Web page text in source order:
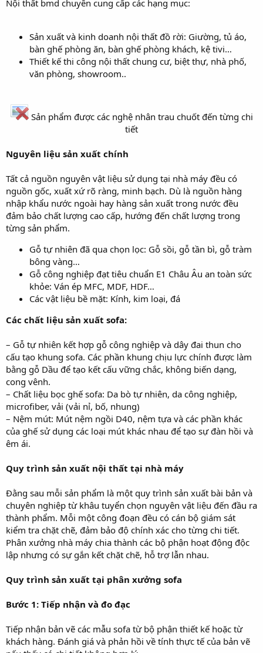
Nội thất bmd chuyên cung cấp các hạng mục:
Sản xuất và kinh doanh nội thất đồ rời: Giường, tủ áo,
bàn ghế phòng ăn, bàn ghế phòng khách, kệ tivi…
Thiết kế thi công nội thất chung cư, biệt thự, nhà phố,
văn phòng, showroom..
Sản phẩm được các nghệ nhân trau chuốt đến từng chi
tiết​
Nguyên liệu sản xuất chính
Tất cả nguồn nguyên vật liệu sử dụng tại nhà máy đều có
nguồn gốc, xuất xứ rõ ràng, minh bạch. Dù là nguồn hàng
nhập khẩu nước ngoài hay hàng sản xuất trong nước đều
đảm bảo chất lượng cao cấp, hướng đến chất lượng trong
từng sản phẩm.
Gỗ tự nhiên đã qua chọn lọc: Gỗ sồi, gỗ tần bì, gỗ tràm
bông vàng…
Gỗ công nghiệp đạt tiêu chuẩn E1 Châu Âu an toàn sức
khỏe: Ván ép MFC, MDF, HDF…
Các vật liệu bề mặt: Kính, kim loại, đá
Các chất liệu sản xuất sofa:
– Gỗ tự nhiên kết hợp gỗ công nghiệp và dây đai thun cho
cấu tạo khung sofa. Các phần khung chịu lực chính được làm
bằng gỗ Dầu để tạo kết cấu vững chắc, không biến dạng,
cong vênh.
– Chất liệu bọc ghế sofa: Da bò tự nhiên, da công nghiệp,
microfiber, vải (vải nỉ, bố, nhung)
– Nệm mút: Mút nệm ngồi D40, nệm tựa và các phần khác
của ghế sử dụng các loại mút khác nhau để tạo sự đàn hồi và
êm ái.
Quy trình sản xuất nội thất tại nhà máy
Đằng sau mỗi sản phẩm là một quy trình sản xuất bài bản và
chuyên nghiệp từ khâu tuyển chọn nguyên vật liệu đến đầu ra
thành phẩm. Mỗi một công đoạn đều có cán bộ giám sát
kiểm tra chặt chẽ, đảm bảo độ chính xác cho từng chi tiết.
Phân xưởng nhà máy chia thành các bộ phận hoạt động độc
lập nhưng có sự gắn kết chặt chẽ, hỗ trợ lẫn nhau.
Quy trình sản xuất tại phân xưởng sofa
Bước 1: Tiếp nhận và đo đạc
Tiếp nhận bản vẽ các mẫu sofa từ bộ phận thiết kế hoặc từ
khách hàng. Đánh giá và phản hồi về tính thực tế của bản vẽ